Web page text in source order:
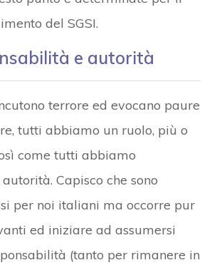
del SGSI.
e autorità
terrore ed evocano paure
tutti abbiamo un ruolo, più o
come tutti abbiamo
Capisco che sono
per noi italiani ma occorre pur
ed iniziare ad assumersi
(tanto per rimanere in